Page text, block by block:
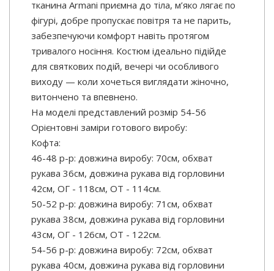
тканина Armani приємна до тіла, м’яко лягає по
фігурі, добре пропускає повітря та не парить,
забезпечуючи комфорт навіть протягом
тривалого носіння. Костюм ідеально підійде
для святкових подій, вечері чи особливого
виходу — коли хочеться виглядати жіночно,
витончено та впевнено.
На моделі представлений розмір 54-56
Орієнтовні заміри готового виробу:
Кофта:
46-48 р-р: довжина виробу: 70см, обхват
рукава 36см, довжина рукава від горловини
42см, ОГ - 118см, ОТ - 114см.
50-52 р-р: довжина виробу: 71см, обхват
рукава 38см, довжина рукава від горловини
43см, ОГ - 126см, ОТ - 122см.
54-56 р-р: довжина виробу: 72см, обхват
рукава 40см, довжина рукава від горловини